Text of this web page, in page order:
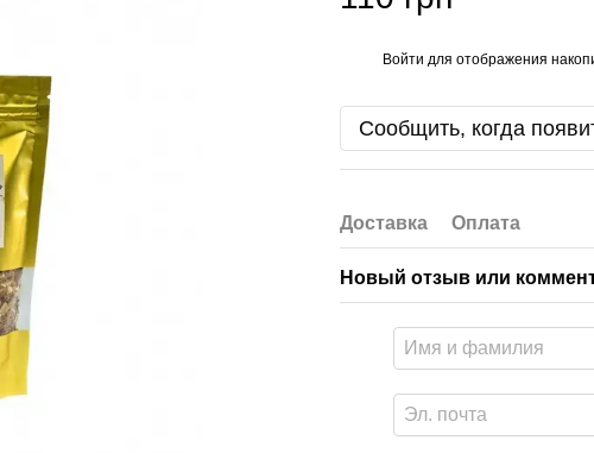
Войти для отображения
Сообщить, когда
Доставка Оплата
Новый отзыв или